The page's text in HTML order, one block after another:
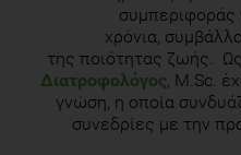
χρόνια,
της ποιότητας ζωής. Ως
Διατροφολόγος, M.Sc.
γνώση, η οποία
συνεδρίες με την